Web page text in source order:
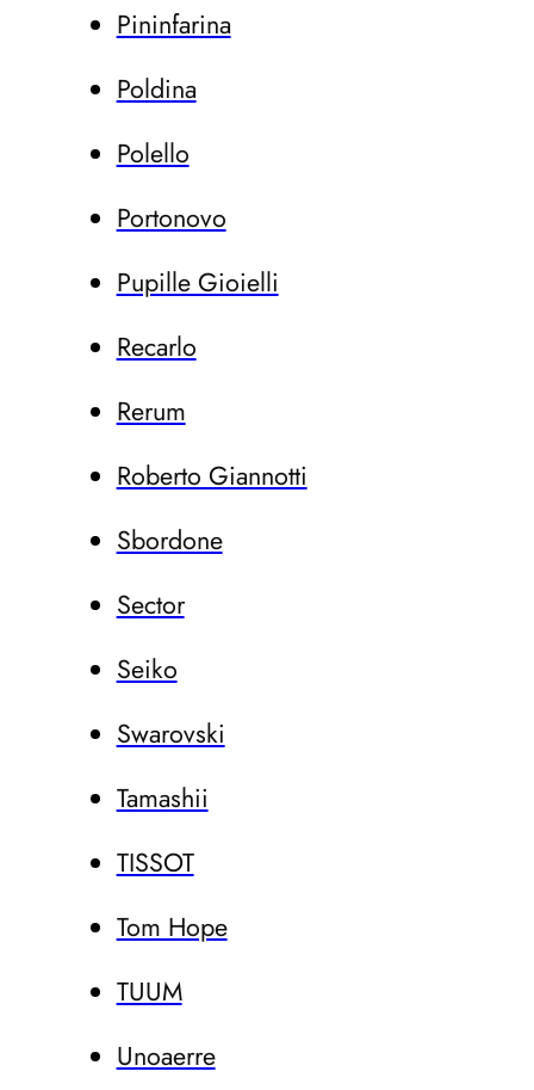
Pininfarina
Poldina
Polello
Portonovo
Pupille Gioielli
Recarlo
Rerum
Roberto Giannotti
Sbordone
Sector
Seiko
Swarovski
Tamashii
TISSOT
Tom Hope
TUUM
Unoaerre